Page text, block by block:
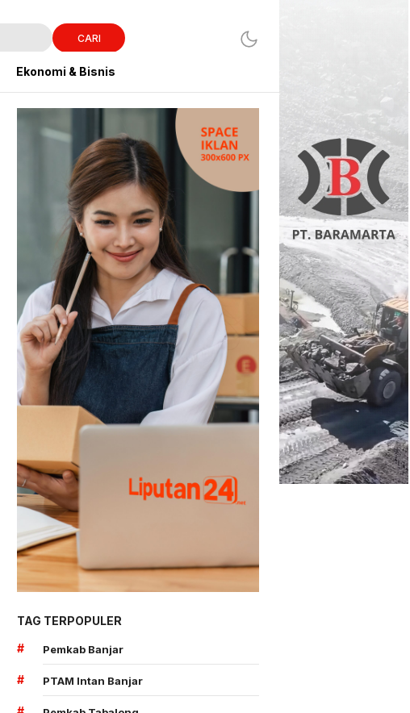
CARI
Ekonomi & Bisnis
TAG TERPOPULER
#
Pemkab Banjar
# PTAM Intan Banjar